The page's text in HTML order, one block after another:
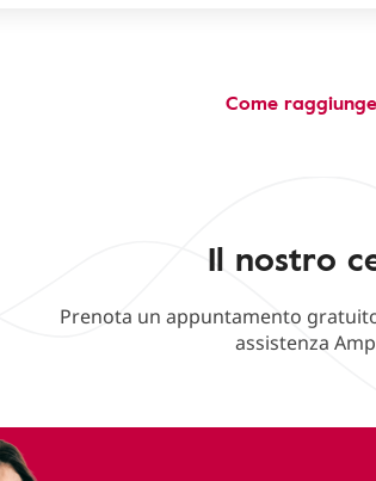
Come
Il nostro
Prenota un appuntamento
assistenza